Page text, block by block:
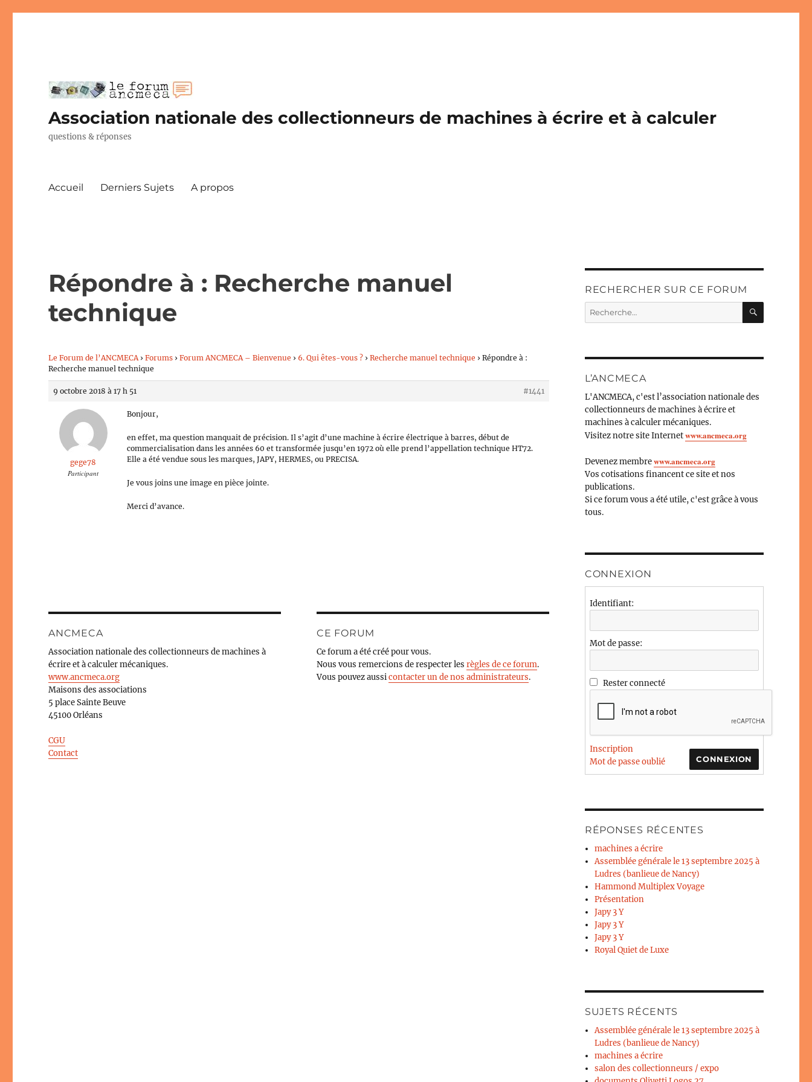
Association nationale des collectionneurs de machines à écrire et à calculer
questions & réponses
Accueil Derniers Sujets A propos
Répondre à : Recherche manuel
technique
Le Forum de l’ANCMECA › Forums › Forum ANCMECA – Bienvenue › 6. Qui êtes-vous ? › Recherche manuel technique › Répondre à :
Recherche manuel technique
9 octobre 2018 à 17 h 51 #1441
gege78
Participant
Bonjour,
en effet, ma question manquait de précision. Il s’agit d’une machine à écrire électrique à barres, début de
commercialisation dans les années 60 et transformée jusqu’en 1972 où elle prend l’appellation technique HT72.
Elle a été vendue sous les marques, JAPY, HERMES, ou PRECISA.
Je vous joins une image en pièce jointe.
Merci d’avance.
ANCMECA
Association nationale des collectionneurs de machines à
écrire et à calculer mécaniques.
www.ancmeca.org
Maisons des associations
5 place Sainte Beuve
45100 Orléans
CGU
Contact
CE FORUM
Ce forum a été créé pour vous.
Nous vous remercions de respecter lesrègles de ce forum.
Vous pouvez aussicontacter un de nos administrateurs.
RECHERCHER SUR CE FORUM
Recherche
pour :
L’ANCMECA
L'ANCMECA, c'est l’association nationale des
collectionneurs de machines à écrire et
machines à calculer mécaniques.
Visitez notre site Internetwww.ancmeca.org
Devenez membrewww.ancmeca.org
Vos cotisations financent ce site et nos
publications.
Si ce forum vous a été utile, c'est grâce à vous
tous.
CONNEXION
Identifiant:
Mot de passe:
Rester connecté
CONNEXION
Inscription
Mot de passe oublié
RÉPONSES RÉCENTES
machines a écrire
Assemblée générale le 13 septembre 2025 à
Ludres (banlieue de Nancy)
Hammond Multiplex Voyage
Présentation
Japy 3 Y
Japy 3 Y
Japy 3 Y
Royal Quiet de Luxe
SUJETS RÉCENTS
Assemblée générale le 13 septembre 2025 à
Ludres (banlieue de Nancy)
machines a écrire
salon des collectionneurs / expo